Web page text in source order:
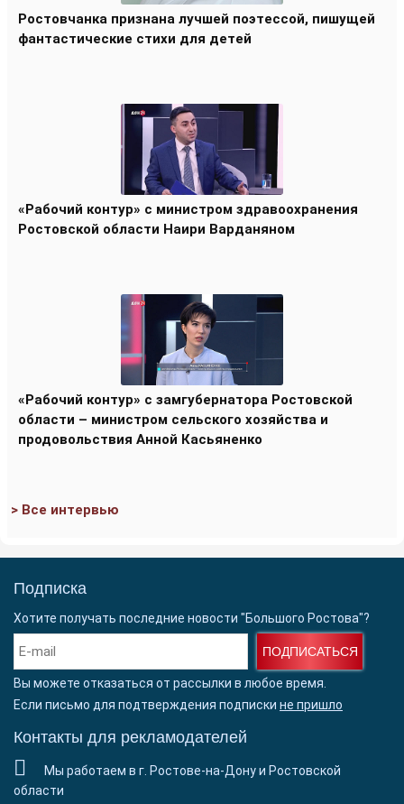
Ростовчанка признана лучшей поэтессой, пишущей
фантастические стихи для детей
«Рабочий контур» с министром здравоохранения
Ростовской области Наири Варданяном
«Рабочий контур» с замгубернатора Ростовской
области – министром сельского хозяйства и
продовольствия Анной Касьяненко
> Все интервью
Подписка
Хотите получать последние новости "Большого Ростова"?
ПОДПИСАТЬСЯ
Вы можете отказаться от рассылки в любое время.
Если письмо для подтверждения подписки не пришло
Контакты для рекламодателей
Мы работаем в г. Ростове-на-Дону и Ростовской
области